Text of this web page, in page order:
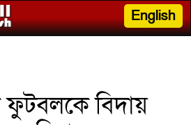
English
ফুটবলকে বিদায়